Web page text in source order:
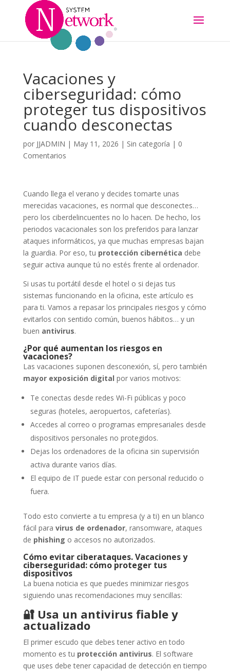
Vacaciones y
ciberseguridad: cómo
proteger tus dispositivos
cuando desconectas
por JJADMIN | May 11, 2026 | Sin categoría | 0
Comentarios
Cuando llega el verano y decides tomarte unas
merecidas vacaciones, es normal que desconectes…
pero los ciberdelincuentes no lo hacen. De hecho, los
periodos vacacionales son los preferidos para lanzar
ataques informáticos, ya que muchas empresas bajan
la guardia. Por eso, tu protección cibernética debe
seguir activa aunque tú no estés frente al ordenador.
Si usas tu portátil desde el hotel o si dejas tus
sistemas funcionando en la oficina, este artículo es
para ti. Vamos a repasar los principales riesgos y cómo
evitarlos con sentido común, buenos hábitos… y un
buen antivirus.
¿Por qué aumentan los riesgos en
vacaciones?
Las vacaciones suponen desconexión, sí, pero también
mayor exposición digital por varios motivos:
Te conectas desde redes Wi-Fi públicas y poco
seguras (hoteles, aeropuertos, cafeterías).
Accedes al correo o programas empresariales desde
dispositivos personales no protegidos.
Dejas los ordenadores de la oficina sin supervisión
activa durante varios días.
El equipo de IT puede estar con personal reducido o
fuera.
Todo esto convierte a tu empresa (y a ti) en un blanco
fácil para virus de ordenador, ransomware, ataques
de phishing o accesos no autorizados.
Cómo evitar ciberataques. Vacaciones y
ciberseguridad: cómo proteger tus
dispositivos
La buena noticia es que puedes minimizar riesgos
siguiendo unas recomendaciones muy sencillas:
🔐Usa un antivirus fiable y
actualizado
El primer escudo que debes tener activo en todo
momento es tu protección antivirus. El software
que uses debe tener capacidad de detección en tiempo